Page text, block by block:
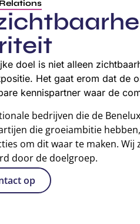
doel is niet alleen
Het gaat erom dat de
kennispartner waar de
bedrijven die de
die groeiambitie
om dit waar te maken.
door de doelgroep.
op